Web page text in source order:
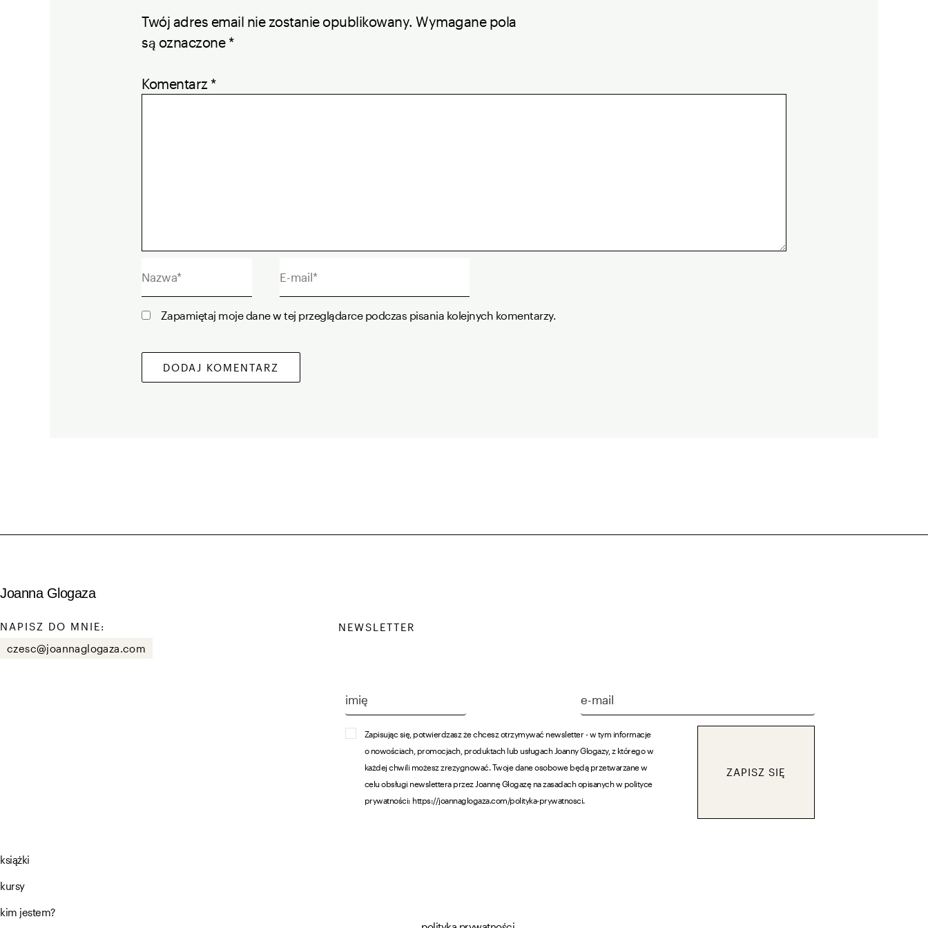
Twój adres email nie zostanie opublikowany. Wymagane pola
są oznaczone *
Komentarz *
Zapamiętaj moje dane w tej przeglądarce podczas pisania kolejnych komentarzy.
Joanna Glogaza
NAPISZ DO MNIE:
czesc@joannaglogaza.com
NEWSLETTER
Zapisując się, potwierdzasz że chcesz otrzymywać newsletter - w tym informacje
o nowościach, promocjach, produktach lub usługach Joanny Glogazy, z którego w
każdej chwili możesz zrezygnować. Twoje dane osobowe będą przetwarzane w
celu obsługi newslettera przez Joannę Glogazę na zasadach opisanych w polityce
prywatności: https://joannaglogaza.com/polityka-prywatnosci.
ZAPISZ SIĘ
książki
kursy
kim jestem?